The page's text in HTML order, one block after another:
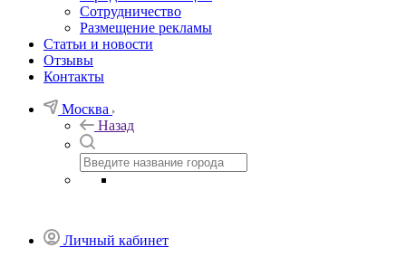
Сотрудничество
Размещение рекламы
Статьи и новости
Отзывы
Контакты
Москва
Назад
Личный кабинет